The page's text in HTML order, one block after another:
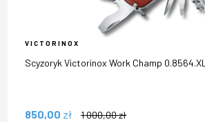
VICTORINOX
Scyzoryk Victorinox Work Champ 0.8564.XL
850,00 zł 1 000,00zł